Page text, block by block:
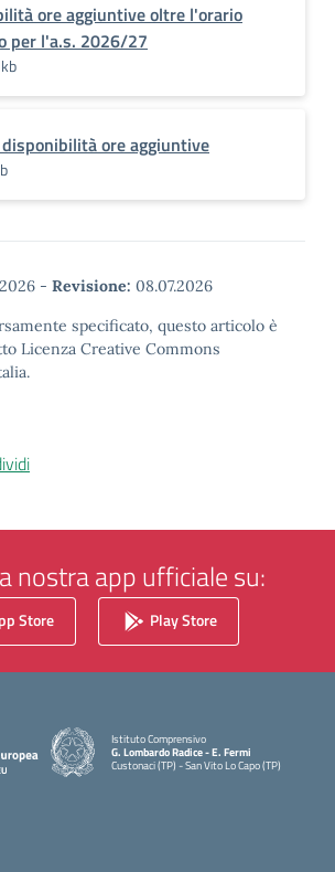
ore aggiuntive oltre l'orario
per l'a.s. 2026/27
ore aggiuntive
- Revisione: 08.07.2026
specificato, questo articolo è
Licenza Creative Commons
nostra app ufficiale su:
Store Play Store
Istituto Comprensivo
G. Lombardo Radice - E. Fermi
Custonaci (TP) - San Vito Lo Capo (TP)
— Visita la pagina iniziale della scuola